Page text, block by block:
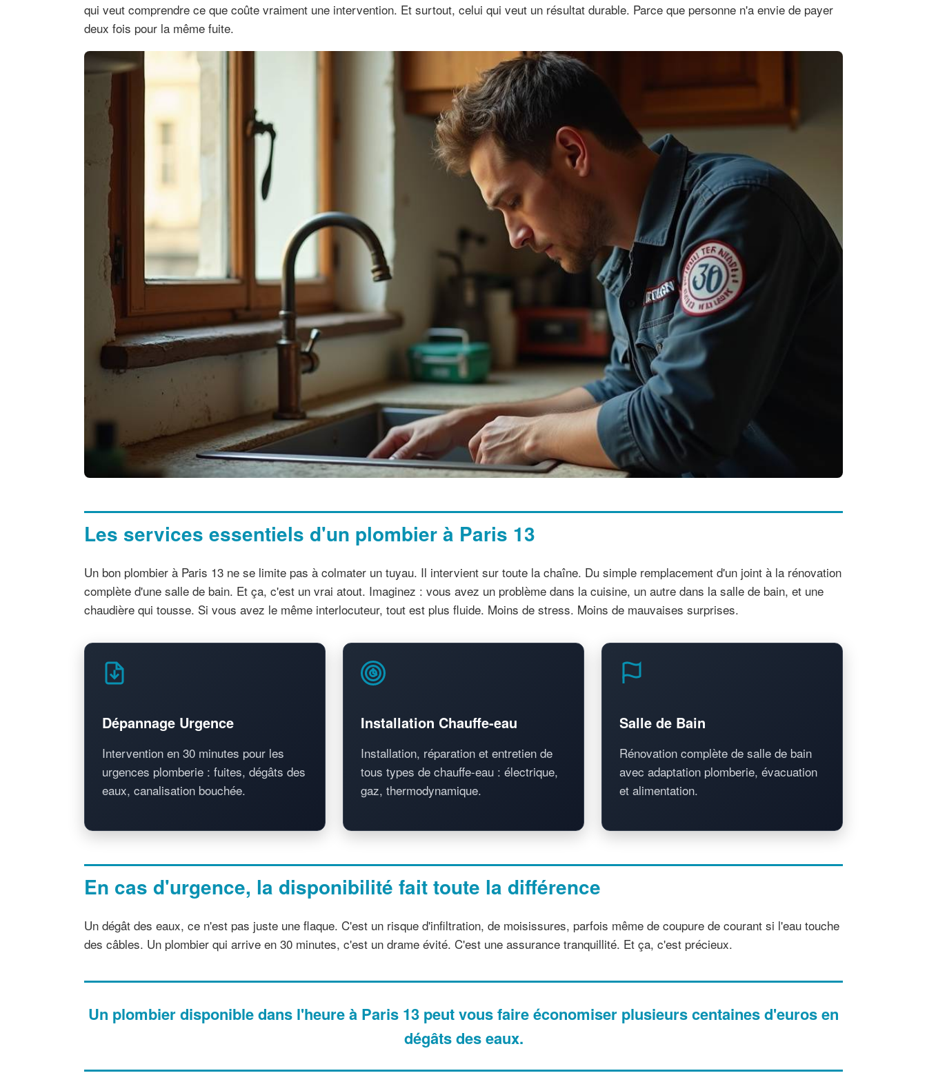
qui veut comprendre ce que coûte vraiment une intervention. Et surtout, celui qui veut un résultat durable. Parce que personne n'a envie de payer
deux fois pour la même fuite.
Les services essentiels d'un plombier à Paris 13
Un bon plombier à Paris 13 ne se limite pas à colmater un tuyau. Il intervient sur toute la chaîne. Du simple remplacement d'un joint à la rénovation
complète d'une salle de bain. Et ça, c'est un vrai atout. Imaginez : vous avez un problème dans la cuisine, un autre dans la salle de bain, et une
chaudière qui tousse. Si vous avez le même interlocuteur, tout est plus fluide. Moins de stress. Moins de mauvaises surprises.
Dépannage Urgence
Intervention en 30 minutes pour les
urgences plomberie : fuites, dégâts des
eaux, canalisation bouchée.
Installation Chauffe-eau
Installation, réparation et entretien de
tous types de chauffe-eau : électrique,
gaz, thermodynamique.
Salle de Bain
Rénovation complète de salle de bain
avec adaptation plomberie, évacuation
et alimentation.
En cas d'urgence, la disponibilité fait toute la différence
Un dégât des eaux, ce n'est pas juste une flaque. C'est un risque d'infiltration, de moisissures, parfois même de coupure de courant si l'eau touche
des câbles. Un plombier qui arrive en 30 minutes, c'est un drame évité. C'est une assurance tranquillité. Et ça, c'est précieux.
Un plombier disponible dans l'heure à Paris 13 peut vous faire économiser plusieurs centaines d'euros en
dégâts des eaux.